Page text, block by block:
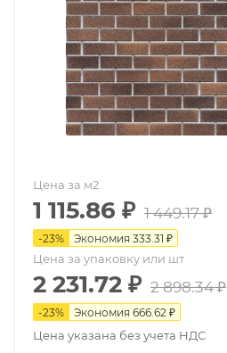
Цена за м2
1 115.86 ₽ 1 449.17₽
-23% Экономия 333.31 ₽
Цена за упаковку или шт
2 231.72 ₽ 2 898.34₽
-23% Экономия 666.62 ₽
Цена указана без учета НДС